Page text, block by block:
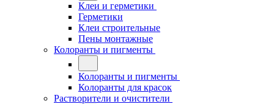
Клеи и герметики
Герметики
Клеи строительные
Пены монтажные
Колоранты и пигменты
Колоранты и пигменты
Колоранты для красок
Растворители и очистители